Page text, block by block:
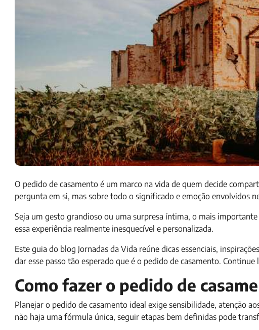
O pedido de casamento é um marco na vida de quem decide
pergunta em si, mas sobre todo o significado e emoção envolvidos
Seja um gesto grandioso ou uma surpresa íntima, o mais importante
essa experiência realmente inesquecível e personalizada.
Este guia do blog Jornadas da Vida reúne dicas essenciais,
dar esse passo tão esperado que é o pedido de casamento. Continue
Como fazer o pedido de
Planejar o pedido de casamento ideal exige sensibilidade, atenção
não haja uma fórmula única, seguir etapas bem definidas pode